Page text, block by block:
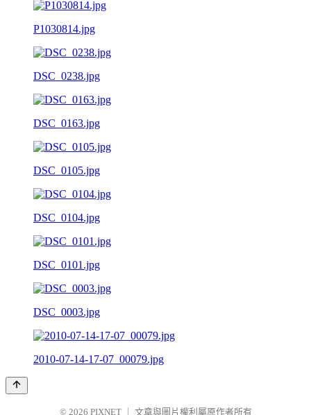
P1030814.jpg
DSC_0238.jpg
DSC_0163.jpg
DSC_0105.jpg
DSC_0104.jpg
DSC_0101.jpg
DSC_0003.jpg
2010-07-14-17-07_00079.jpg
© 2026 PIXNET 文章與圖片權利屬原作者所有